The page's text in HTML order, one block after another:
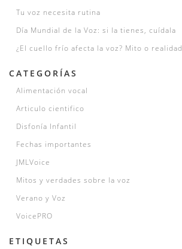
Tu voz necesita rutina
Día Mundial de la Voz: si la tienes, cuídala
¿El cuello frío afecta la voz? Mito o realidad
CATEGORÍAS
Alimentación vocal
Articulo cientifico
Disfonía Infantil
Fechas importantes
JMLVoice
Mitos y verdades sobre la voz
Verano y Voz
VoicePRO
ETIQUETAS